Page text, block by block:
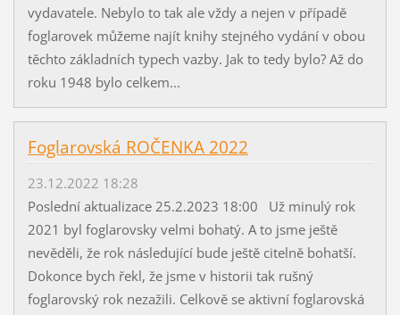
vydavatele. Nebylo to tak ale vždy a nejen v případě
foglarovek můžeme najít knihy stejného vydání v obou
těchto základních typech vazby. Jak to tedy bylo? Až do
roku 1948 bylo celkem...
Foglarovská ROČENKA 2022
23.12.2022 18:28
Poslední aktualizace 25.2.2023 18:00 Už minulý rok
2021 byl foglarovsky velmi bohatý. A to jsme ještě
nevěděli, že rok následující bude ještě citelně bohatší.
Dokonce bych řekl, že jsme v historii tak rušný
foglarovský rok nezažili. Celkově se aktivní foglarovská